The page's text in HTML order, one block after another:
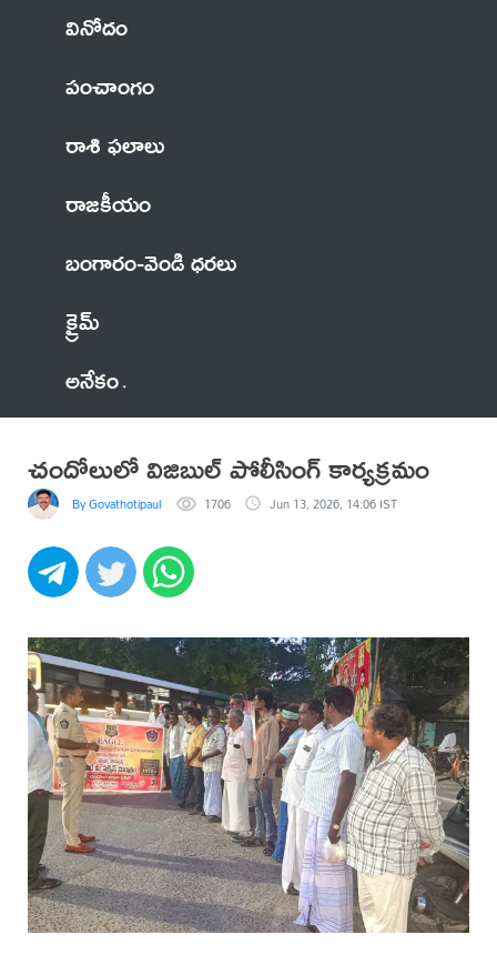
వినోదం
పంచాంగం
రాశి ఫలాలు
రాజకీయం
బంగారం-వెండి ధరలు
క్రైమ్
అనేకం
చందోలులో విజిబుల్ పోలీసింగ్ కార్యక్రమం
By Govathotipaul 1706 Jun 13, 2026, 14:06 IST